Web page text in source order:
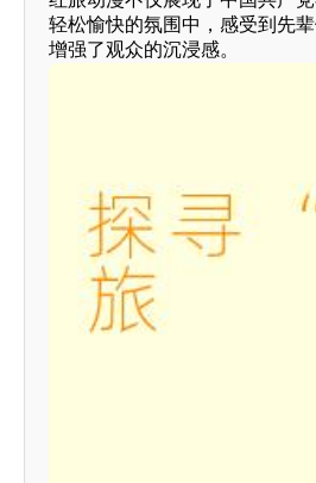
轻松愉快的氛围中，感受到先
增强了观众的沉浸感。